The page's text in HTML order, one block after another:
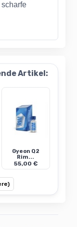
Artikel:
Gyeon Q2
Rim...
55,00 €